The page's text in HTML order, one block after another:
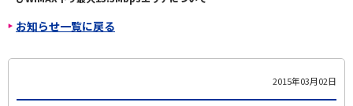
データチャージサイト
お知らせ一覧に戻る
2015年03月02日